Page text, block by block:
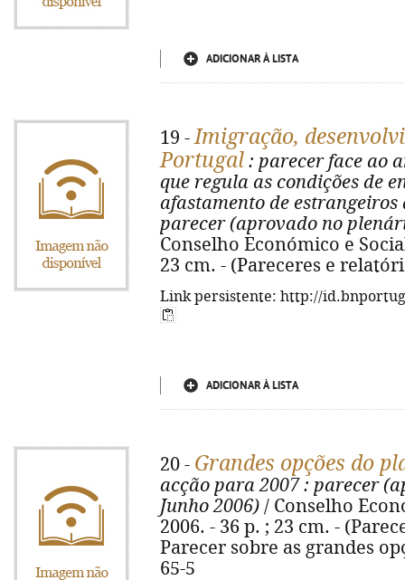
ADICIONAR À LISTA
19 -Imigração,
Portugal : parecer face ao
que regula as condições de
afastamento de
parecer (aprovado no
Conselho Económico e
23 cm. - (Pareceres e
Link persistente: http://
ADICIONAR À LISTA
20 - Grandes opções do
acção para 2007: parecer
Junho 2006) / Conselho
2006. - 36 p. ; 23 cm. -
Parecer sobre as grandes
65-5